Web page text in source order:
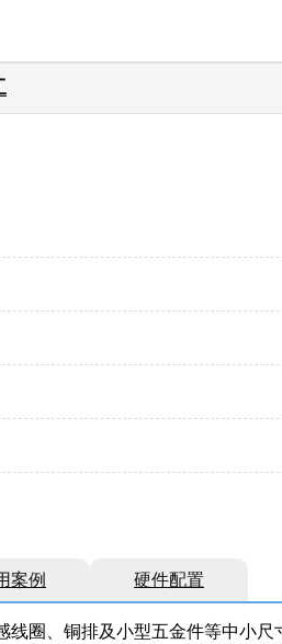
案例 硬件配置
圈、铜排及小型五金件等中小